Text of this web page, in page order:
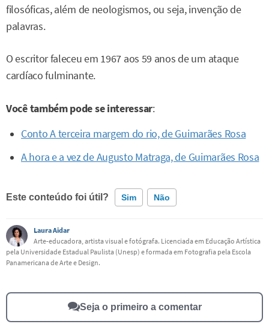
filosóficas, além de neologismos, ou seja, invenção de
palavras.
O escritor faleceu em 1967 aos 59 anos de um ataque
cardíaco fulminante.
Você também pode se interessar:
Conto A terceira margem do rio, de Guimarães Rosa
A hora e a vez de Augusto Matraga, de Guimarães Rosa
Este conteúdo foi útil? Sim Não
Este conteúdo contém informação incorreta
Este conteúdo não tem a informação que procuro
Laura Aidar
Arte-educadora, artista visual e fotógrafa. Licenciada em Educação Artística
pela Universidade Estadual Paulista (Unesp) e formada em Fotografia pela Escola
Panamericana de Arte e Design.
Seja o primeiro a comentar